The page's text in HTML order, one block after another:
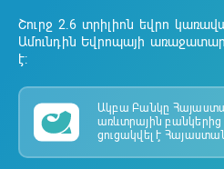
Շուրջ 2.6 տրիլիոն եվրո
Ամունդին Եվրոպայի
է:
Ակբա Բանկը
առևտրային
ցուցակվել է